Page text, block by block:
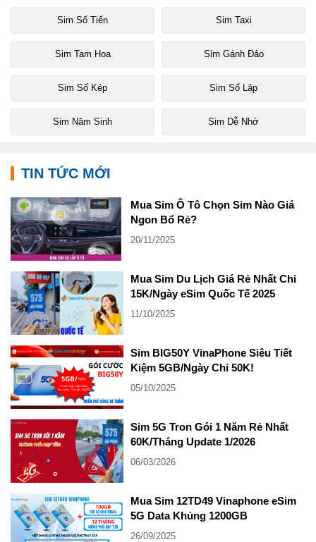
Sim Số Tiến Sim Taxi
Sim Tam Hoa Sim Gánh Đảo
Sim Số Kép Sim Số Lặp
Sim Năm Sinh Sim Dễ Nhớ
TIN TỨC MỚI
Mua Sim Ô Tô Chọn Sim Nào Giá
Ngon Bổ Rẻ?
20/11/2025
Mua Sim Du Lịch Giá Rẻ Nhất Chỉ
15K/Ngày eSim Quốc Tế 2025
11/10/2025
Sim BIG50Y VinaPhone Siêu Tiết
Kiệm 5GB/Ngày Chỉ 50K!
05/10/2025
Sim 5G Tron Gói 1 Năm Rẻ Nhất
60K/Tháng Update 1/2026
06/03/2026
Mua Sim 12TD49 Vinaphone eSim
5G Data Khủng 1200GB
26/09/2025